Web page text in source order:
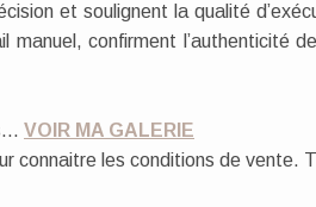
et soulignent la qualité
manuel, confirment l’authenticité
VOIR MA GALERIE
connaitre les conditions de vente.